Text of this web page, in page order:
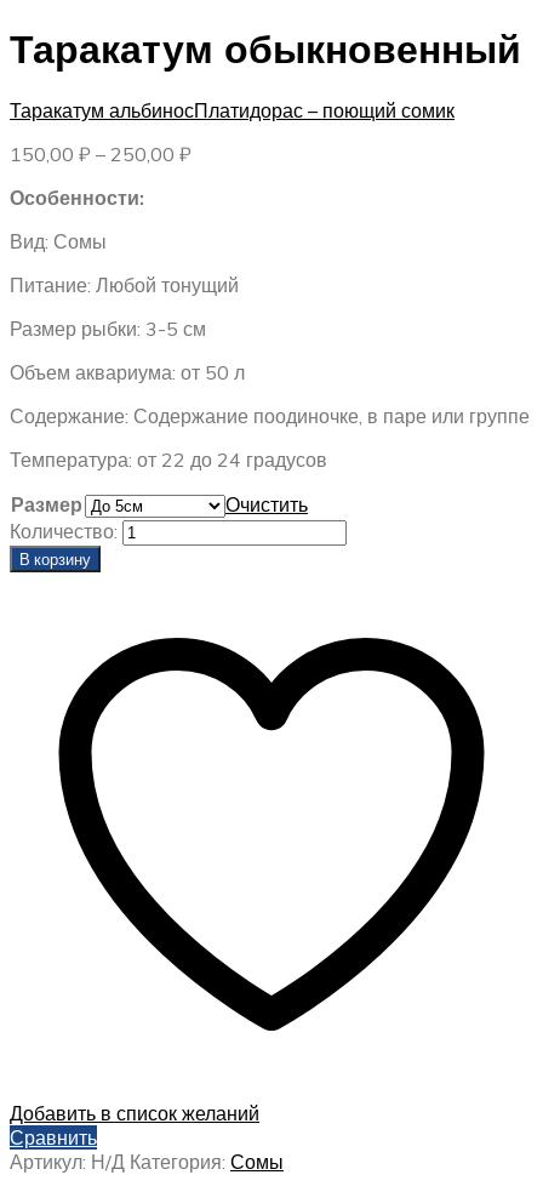
Таракатум обыкновенный
Таракатум альбиносПлатидорас – поющий сомик
150,00 ₽ – 250,00 ₽
Особенности:
Вид: Сомы
Питание: Любой тонущий
Размер рыбки: 3-5 см
Объем аквариума: от 50 л
Содержание: Содержание поодиночке, в паре или группе
Температура: от 22 до 24 градусов
Размер
Очистить
Количество:
В корзину
Добавить в список желаний
Сравнить
Артикул: Н/Д Категория: Сомы